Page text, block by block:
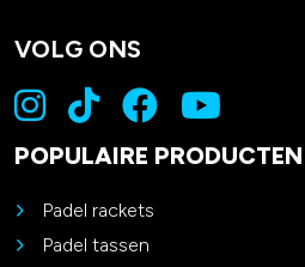
VOLG ONS
POPULAIRE PRODUCTEN
Padel rackets
Padel tassen